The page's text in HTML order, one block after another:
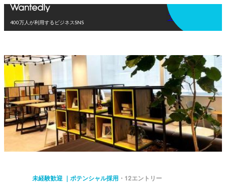
400万人が利用するビジネスSNS
アプリを使う
未経験歓迎 ｜ポテンシャル採用 12エントリー